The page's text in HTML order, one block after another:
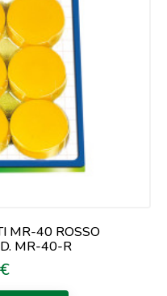
MR-40 ROSSO
MR-40-R